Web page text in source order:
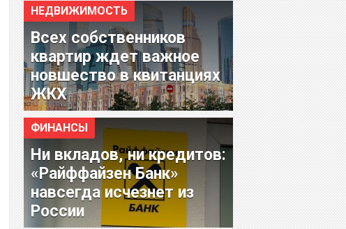
НЕДВИЖИМОСТЬ
Всех собственников
квартир ждет важное
новшество в квитанциях
ЖКХ
ФИНАНСЫ
Ни вкладов, ни кредитов:
«Райффайзен Банк»
навсегда исчезнет из
России